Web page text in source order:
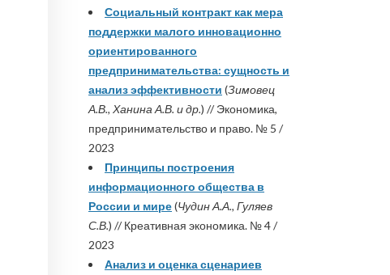
Социальный контракт как мера
поддержки малого инновационно
ориентированного
предпринимательства: сущность и
анализ эффективности (Зимовец
А.В., Ханина А.В. и др.) // Экономика,
предпринимательство и право. № 5 /
2023
Принципы построения
информационного общества в
России и мире(Чудин А.А., Гуляев
С.В.) // Креативная экономика. № 4 /
2023
Анализ и оценка сценариев